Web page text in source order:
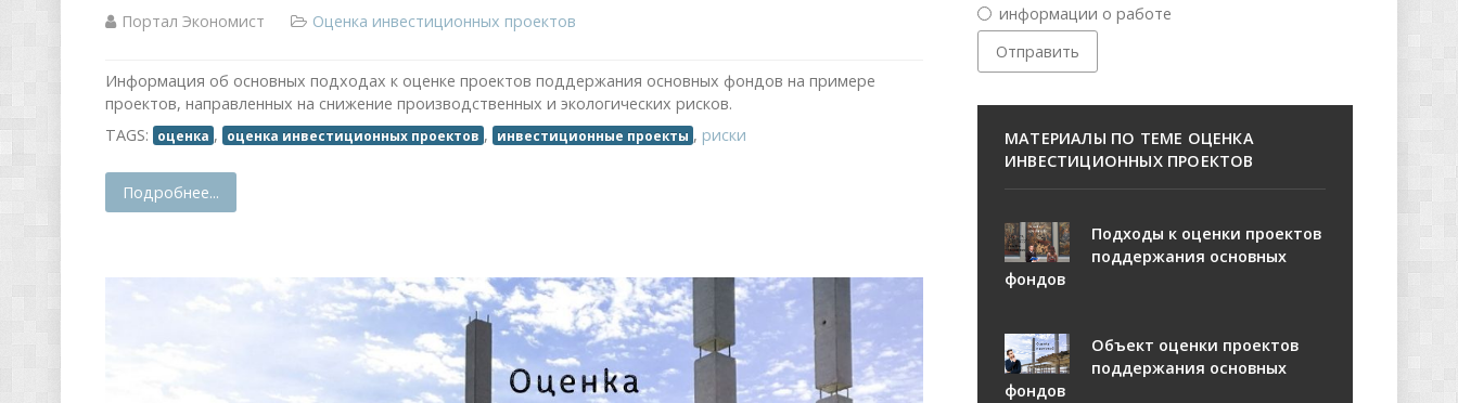
Портал Экономист Оценка инвестиционных проектов
Информация об основных подходах к оценке проектов поддержания основных фондов на примере
проектов, направленных на снижение производственных и экологических рисков.
TAGS:
оценка , оценка инвестиционных проектов , инвестиционные проекты , риски
Подробнее...
информации о работе
МАТЕРИАЛЫ ПО ТЕМЕ ОЦЕНКА
ИНВЕСТИЦИОННЫХ ПРОЕКТОВ
Подходы к оценки проектов
поддержания основных
фондов
Объект оценки проектов
поддержания основных
фондов